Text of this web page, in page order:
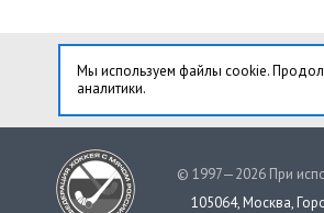
Мы используем файлы cookie.
аналитики.
© 1997—2026 При
105064, Москва,